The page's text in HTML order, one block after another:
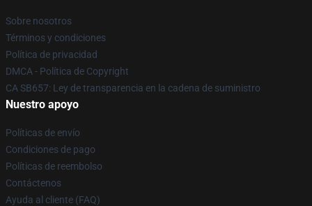
Sobre nosotros
Términos y condiciones
Política de privacidad
DMCA - Política de Copyright
CA SB657: Ley de transparencia en la cadena de suministro
Nuestro apoyo
Políticas de envío
Condiciones de pago
Políticas de reembolso
Contáctenos
Ayuda al cliente (FAQ)